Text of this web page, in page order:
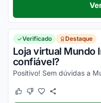
Verificado Destaque
Loja virtual Mundo
confiável?
Este cupom funcionou
Este cupom não